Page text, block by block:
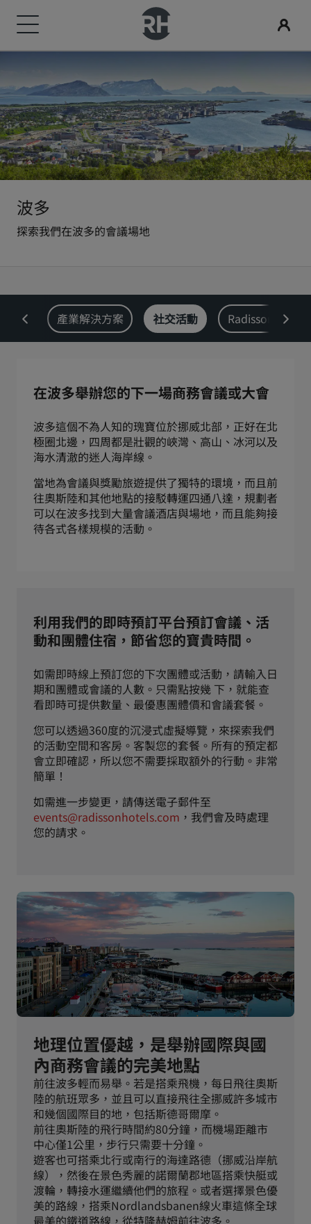
我們的品牌
Radisson Hotels 品牌
Radisson Collection Radisson Blu
Park Plaza Park Inn by Radisson
Prize by Radisson Country Inn & Suites
中國區關聯品牌
Jin Jiang
尋找您的酒店
目的地
度假酒店
機場酒店
會議與活動
探索 Radisson Meetings
預訂會議空間
活動目的地
搜尋航班
搜尋航班
用餐
搜尋餐廳
數位服務
Radisson Hotels APP
酒店優惠
探索優惠折扣
首次預訂？
事先預訂
旅行創意
適合家庭的酒店
Rad Pets
環保酒店
商務旅客
造訪我們的部落格
Radisson Rewards
探索麗賞會
會員福利
如何賺取積分
波多
探索我們在波多的會議場地
產業解決方案 社交活動 Radisson
在波多舉辦您的下一場商務會議或大會
波多這個不為人知的瑰寶位於挪威北部，正好在北
極圈北邊，四周都是壯觀的峽灣、高山、冰河以及
海水清澈的迷人海岸線。
當地為會議與獎勵旅遊提供了獨特的環境，而且前
往奧斯陸和其他地點的接駁轉運四通八達，規劃者
可以在波多找到大量會議酒店與場地，而且能夠接
待各式各樣規模的活動。
利用我們的即時預訂平台預訂會議、活
動和團體住宿，節省您的寶貴時間。
如需即時線上預訂您的下次團體或活動，請輸入日
期和團體或會議的人數。只需點按幾 下，就能查
看即時可提供數量、最優惠團體價和會議套餐。
您可以透過360度的沉浸式虛擬導覽，來探索我們
的活動空間和客房。客製您的套餐。所有的預定都
會立即確認，所以您不需要採取額外的行動。非常
簡單！
如需進一步變更，請傳送電子郵件至
events@radissonhotels.com ，我們會及時處理
您的請求。
地理位置優越，是舉辦國際與國
內商務會議的完美地點
前往波多輕而易舉。若是搭乘飛機，每日飛往奧斯
陸的航班眾多，並且可以直接飛往全挪威許多城市
和幾個國際目的地，包括斯德哥爾摩。
前往奧斯陸的飛行時間約80分鐘，而機場距離市
中心僅1公里，步行只需要十分鐘。
遊客也可搭乘北行或南行的海達路德（挪威沿岸航
線），然後在景色秀麗的諾爾蘭郡地區搭乘快艇或
渡輪，轉接水運繼續他們的旅程。或者選擇景色優
美的路線，搭乘Nordlandsbanen線火車這條全球
最美的鐵道路線，從特隆赫姆前往波多。